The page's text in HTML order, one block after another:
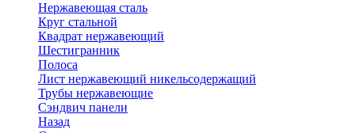
Нержавеющая сталь
Круг стальной
Квадрат нержавеющий
Шестигранник
Полоса
Лист нержавеющий никельсодержащий
Трубы нержавеющие
Сэндвич панели
Назад